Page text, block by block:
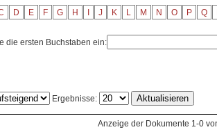
D E F G H J K L M N O P Q
die ersten Buchstaben ein:
Ergebnisse:
Anzeige der Dokumente 1-0